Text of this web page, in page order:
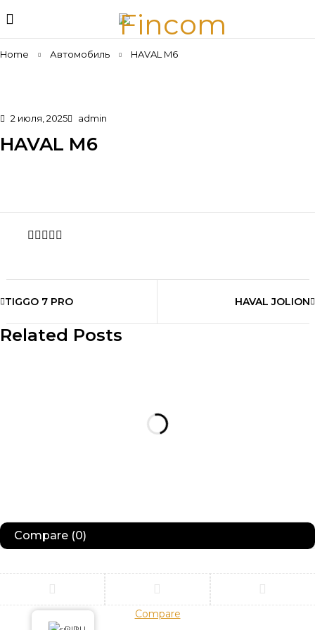
Home Автомобиль HAVAL M6
2 июля, 2025 admin
HAVAL M6
TIGGO 7 PRO HAVAL JOLION
Related Posts
Compare (0)
Compare